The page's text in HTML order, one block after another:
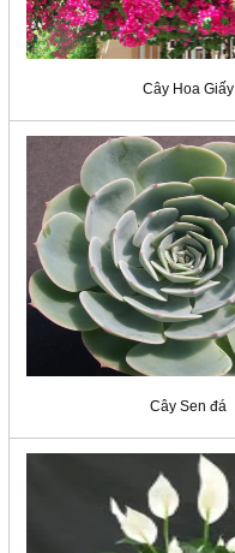
Cây Hoa Giấy
Cây Sen đá